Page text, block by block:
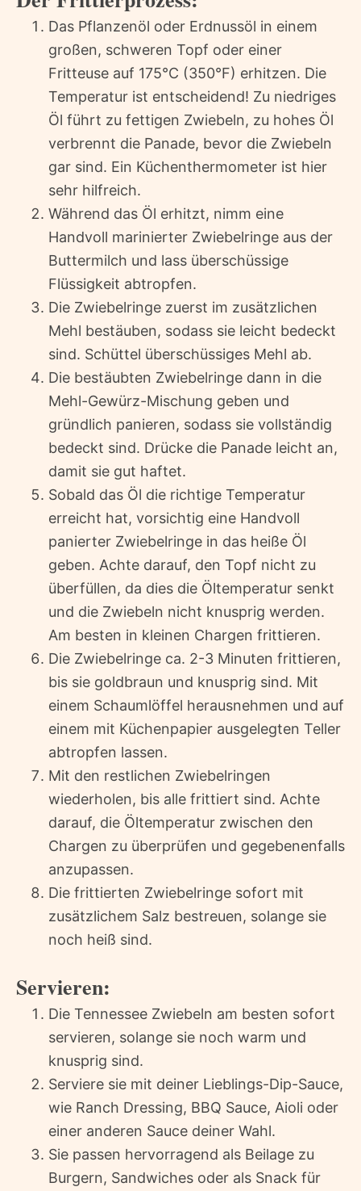
Das Pflanzenöl oder Erdnussöl in einem
großen, schweren Topf oder einer
Fritteuse auf 175°C (350°F) erhitzen. Die
Temperatur ist entscheidend! Zu niedriges
Öl führt zu fettigen Zwiebeln, zu hohes Öl
verbrennt die Panade, bevor die Zwiebeln
gar sind. Ein Küchenthermometer ist hier
sehr hilfreich.
Während das Öl erhitzt, nimm eine
Handvoll marinierter Zwiebelringe aus der
Buttermilch und lass überschüssige
Flüssigkeit abtropfen.
Die Zwiebelringe zuerst im zusätzlichen
Mehl bestäuben, sodass sie leicht bedeckt
sind. Schüttel überschüssiges Mehl ab.
Die bestäubten Zwiebelringe dann in die
Mehl-Gewürz-Mischung geben und
gründlich panieren, sodass sie vollständig
bedeckt sind. Drücke die Panade leicht an,
damit sie gut haftet.
Sobald das Öl die richtige Temperatur
erreicht hat, vorsichtig eine Handvoll
panierter Zwiebelringe in das heiße Öl
geben. Achte darauf, den Topf nicht zu
überfüllen, da dies die Öltemperatur senkt
und die Zwiebeln nicht knusprig werden.
Am besten in kleinen Chargen frittieren.
Die Zwiebelringe ca. 2-3 Minuten frittieren,
bis sie goldbraun und knusprig sind. Mit
einem Schaumlöffel herausnehmen und auf
einem mit Küchenpapier ausgelegten Teller
abtropfen lassen.
Mit den restlichen Zwiebelringen
wiederholen, bis alle frittiert sind. Achte
darauf, die Öltemperatur zwischen den
Chargen zu überprüfen und gegebenenfalls
anzupassen.
Die frittierten Zwiebelringe sofort mit
zusätzlichem Salz bestreuen, solange sie
noch heiß sind.
Servieren:
Die Tennessee Zwiebeln am besten sofort
servieren, solange sie noch warm und
knusprig sind.
Serviere sie mit deiner Lieblings-Dip-Sauce,
wie Ranch Dressing, BBQ Sauce, Aioli oder
einer anderen Sauce deiner Wahl.
Sie passen hervorragend als Beilage zu
Burgern, Sandwiches oder als Snack für